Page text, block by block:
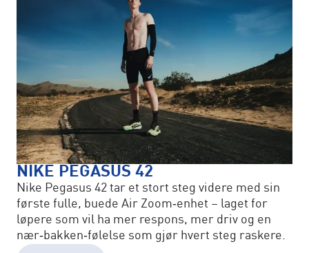
NIKE PEGASUS 42
Nike Pegasus 42 tar et stort steg videre med sin
første fulle, buede Air Zoom‑enhet – laget for
løpere som vil ha mer respons, mer driv og en
nær‑bakken‑følelse som gjør hvert steg raskere.